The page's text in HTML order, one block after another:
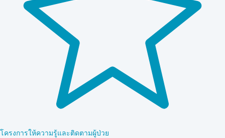
โครงการให้ความรู้และติดตามผู้ป่วย